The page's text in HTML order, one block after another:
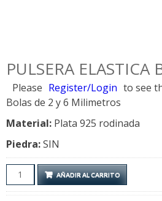
PULSERA ELASTICA
Please Register/Login to see
Bolas de 2 y 6 Milimetros
Material: Plata 925 rodinada
Piedra:SIN
Pulsera
Elastica
AÑADIR AL CARRITO